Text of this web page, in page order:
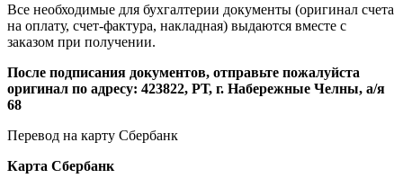
Все необходимые для бухгалтерии документы (оригинал счета
на оплату, счет-фактура, накладная) выдаются вместе с
заказом при получении.
После подписания документов, отправьте пожалуйста
оригинал по адресу: 423822, РТ, г. Набережные Челны, а/я
68
Перевод на карту Сбербанк
Карта Сбербанк